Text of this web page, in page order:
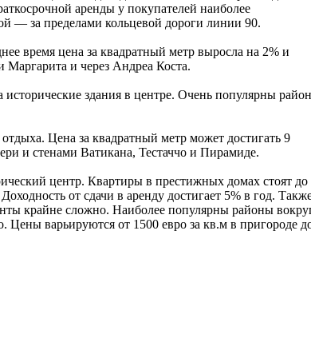
аренды у покупателей наиболее
— за пределами кольцевой дороги линии 90.
время цена за квадратный метр выросла на 2% и
и через Андреа Коста.
здания в центре. Очень популярны
Цена за квадратный метр может достигать 9
и стенами Ватикана, Тестаччо и Пирамиде.
центр. Квартиры в престижных домах стоят до
от сдачи в аренду достигает 5% в год.
крайне сложно. Наиболее популярны районы
варьируются от 1500 евро за кв.м в пригороде